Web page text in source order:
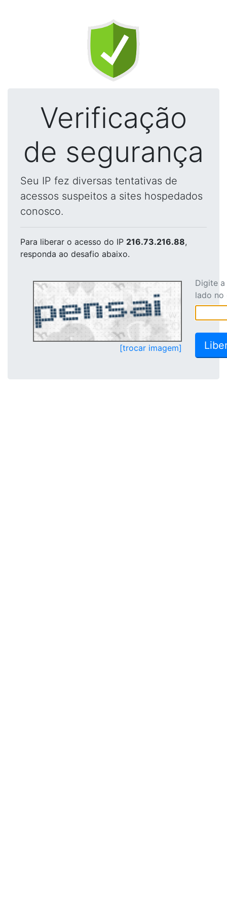
Verificação
de segurança
Seu IP fez diversas tentativas de
acessos suspeitos a sites hospedados
conosco.
Para liberar o acesso do IP 216.73.216.88,
responda ao desafio abaixo.
[trocar imagem]
Digite
lado no